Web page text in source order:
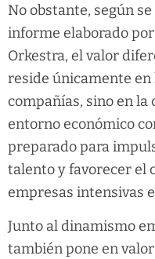
No obstante, según
informe elaborado
Orkestra, el valor
reside únicamente
compañías, sino en la
entorno económico
preparado para
talento y favorecer el
empresas intensivas
Junto al dinamismo
también pone en